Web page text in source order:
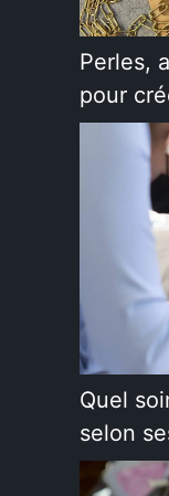
Perles,
pour
Quel
selon